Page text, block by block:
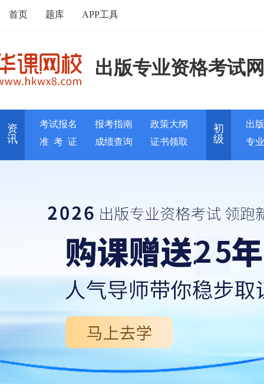
首页 题库 APP工具
出版专业资格考试网
资
讯
考试报名 报考指南
政策大纲
准 考 证
成绩查询 证书领取
初
级
出
专